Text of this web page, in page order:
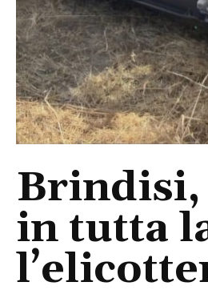
in tutta